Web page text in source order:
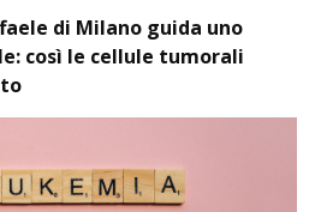
di Milano guida uno
così le cellule tumorali